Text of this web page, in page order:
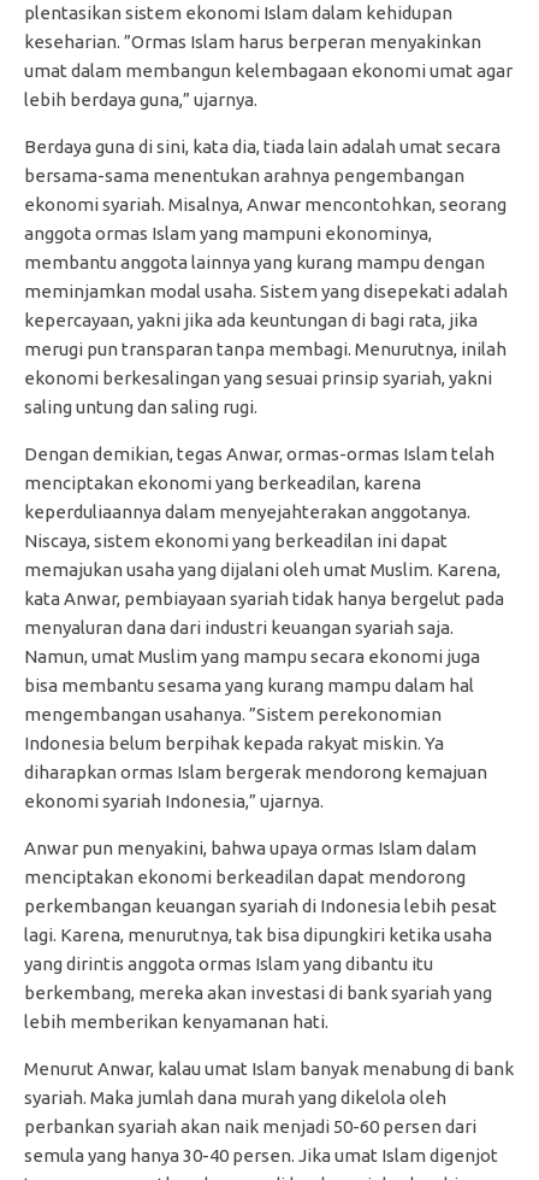
plentasikan sistem ekonomi Islam dalam kehidupan
keseharian. ”Ormas Islam harus berperan menyakinkan
umat dalam membangun kelembagaan ekonomi umat agar
lebih berdaya guna,” ujarnya.
Berdaya guna di sini, kata dia, tiada lain adalah umat secara
bersama-sama menentukan arahnya pengembangan
ekonomi syariah. Misalnya, Anwar mencontohkan, seorang
anggota ormas Islam yang mampuni ekonominya,
membantu anggota lainnya yang kurang mampu dengan
meminjamkan modal usaha. Sistem yang disepekati adalah
kepercayaan, yakni jika ada keuntungan di bagi rata, jika
merugi pun transparan tanpa membagi. Menurutnya, inilah
ekonomi berkesalingan yang sesuai prinsip syariah, yakni
saling untung dan saling rugi.
Dengan demikian, tegas Anwar, ormas-ormas Islam telah
menciptakan ekonomi yang berkeadilan, karena
keperduliaannya dalam menyejahterakan anggotanya.
Niscaya, sistem ekonomi yang berkeadilan ini dapat
memajukan usaha yang dijalani oleh umat Muslim. Karena,
kata Anwar, pembiayaan syariah tidak hanya bergelut pada
menyaluran dana dari industri keuangan syariah saja.
Namun, umat Muslim yang mampu secara ekonomi juga
bisa membantu sesama yang kurang mampu dalam hal
mengembangan usahanya. ”Sistem perekonomian
Indonesia belum berpihak kepada rakyat miskin. Ya
diharapkan ormas Islam bergerak mendorong kemajuan
ekonomi syariah Indonesia,” ujarnya.
Anwar pun menyakini, bahwa upaya ormas Islam dalam
menciptakan ekonomi berkeadilan dapat mendorong
perkembangan keuangan syariah di Indonesia lebih pesat
lagi. Karena, menurutnya, tak bisa dipungkiri ketika usaha
yang dirintis anggota ormas Islam yang dibantu itu
berkembang, mereka akan investasi di bank syariah yang
lebih memberikan kenyamanan hati.
Menurut Anwar, kalau umat Islam banyak menabung di bank
syariah. Maka jumlah dana murah yang dikelola oleh
perbankan syariah akan naik menjadi 50-60 persen dari
semula yang hanya 30-40 persen. Jika umat Islam digenjot